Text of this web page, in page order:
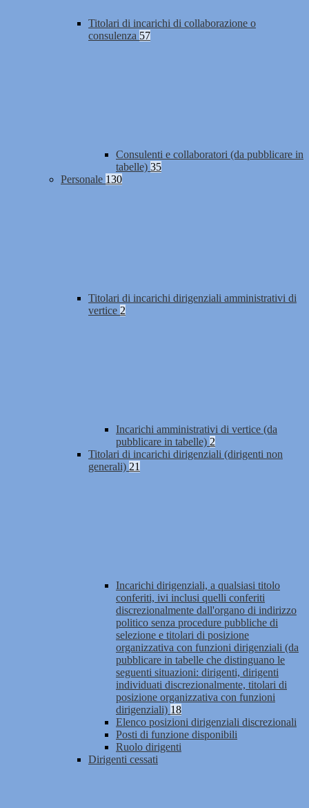
Titolari di incarichi di collaborazione o
consulenza 57
Consulenti e collaboratori (da pubblicare in
tabelle) 35
Personale 130
Titolari di incarichi dirigenziali amministrativi di
vertice 2
Incarichi amministrativi di vertice (da
pubblicare in tabelle) 2
Titolari di incarichi dirigenziali (dirigenti non
generali) 21
Incarichi dirigenziali, a qualsiasi titolo
conferiti, ivi inclusi quelli conferiti
discrezionalmente dall'organo di indirizzo
politico senza procedure pubbliche di
selezione e titolari di posizione
organizzativa con funzioni dirigenziali (da
pubblicare in tabelle che distinguano le
seguenti situazioni: dirigenti, dirigenti
individuati discrezionalmente, titolari di
posizione organizzativa con funzioni
dirigenziali) 18
Elenco posizioni dirigenziali discrezionali
Posti di funzione disponibili
Ruolo dirigenti
Dirigenti cessati